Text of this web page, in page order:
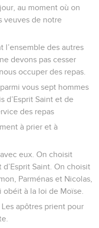
au moment où on
veuves de notre
l’ensemble des autres
devons pas cesser
occuper des repas.
vous sept hommes
d’Esprit Saint et de
des repas
à prier et à
eux. On choisit
Saint. On choisit
Parménas et Nicolas,
obéit à la loi de Moïse.
apôtres prient pour